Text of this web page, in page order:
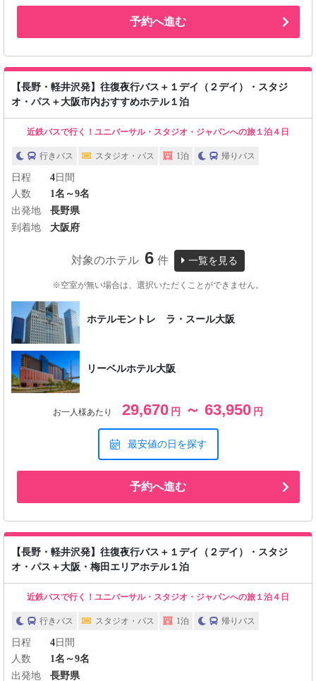
予約へ進む
【長野・軽井沢発】往復夜行バス＋１デイ（２デイ）・スタジ
オ・パス＋大阪市内おすすめホテル１泊
近鉄バスで行く！ユニバーサル・スタジオ・ジャパンへの旅１泊４日
行きバス スタジオ・パス 1泊 帰りバス
日程 4日間
人数
1名～9名
出発地
長野県
到着地
大阪府
対象のホテル 6 件 一覧を見る
※空室が無い場合は、選択いただくことができません。
ホテルモントレ ラ・スール大阪
リーベルホテル大阪
お一人様あたり 29,670 円 ～ 63,950 円
最安値の日を探す
予約へ進む
【長野・軽井沢発】往復夜行バス＋１デイ（２デイ）・スタジ
オ・パス＋大阪・梅田エリアホテル１泊
近鉄バスで行く！ユニバーサル・スタジオ・ジャパンへの旅１泊４日
行きバス スタジオ・パス 1泊 帰りバス
日程 4日間
人数
1名～9名
出発地
長野県